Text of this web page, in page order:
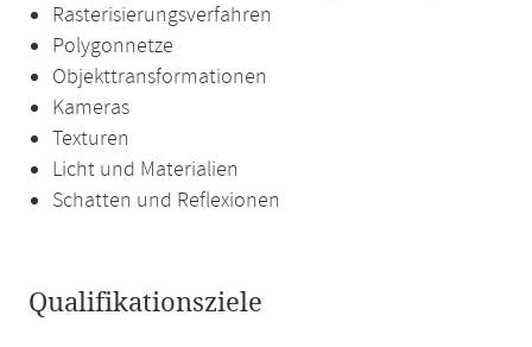
Rasterisierungsverfahren
Polygonnetze
Objekttransformationen
Kameras
Texturen
Licht und Materialien
Schatten und Reflexionen
Qualifikationsziele